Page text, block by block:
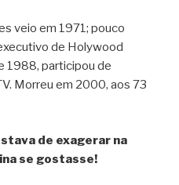
veio em 1971; pouco
de Holywood
1988, participou de
Morreu em 2000, aos 73
de exagerar na
se gostasse!